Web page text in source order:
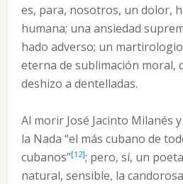
es, para, nosotros, un dolor,
humana; una ansiedad
hado adverso; un
eterna de sublimación moral,
deshizo a dentelladas.
Al morir José Jacinto Milanés
la Nada “el más cubano de
cubanos”[12]; pero, sí, un
natural, sensible, la